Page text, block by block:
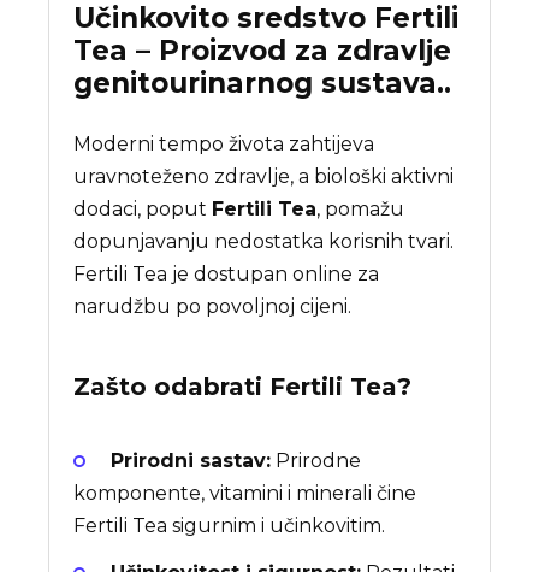
Učinkovito sredstvo Fertili
Tea – Proizvod za zdravlje
genitourinarnog sustava..
Moderni tempo života zahtijeva
uravnoteženo zdravlje, a biološki aktivni
dodaci, poput Fertili Tea, pomažu
dopunjavanju nedostatka korisnih tvari.
Fertili Tea je dostupan online za
narudžbu po povoljnoj cijeni.
Zašto odabrati Fertili Tea?
Prirodni sastav: Prirodne
komponente, vitamini i minerali čine
Fertili Tea sigurnim i učinkovitim.